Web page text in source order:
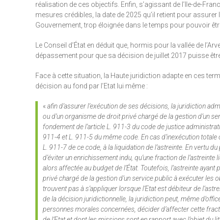
réalisation de ces objectifs. Enfin, s’agissant de l’Ile-de-
mesures crédibles, la date de 2025 qu’il retient pour
Gouvernement, trop éloignée dans le temps pour pouvoir
Le Conseil d’État en déduit que, hormis pour la vallée de
dépassement pour que sa décision de juillet 2017 puisse
Face à cette situation, la Haute juridiction adapte en ces
décision au fond par l’Etat lui même :
«afin d’assurer l’exécution de ses décisions, la juridiction
ou d’un organisme de droit privé chargé de la gestion d’un
fondement de l’article L. 911-3 du code de justice
911-4 et L. 911-5 du même code. En cas d’inexécution
L. 911-7 de ce code, à la liquidation de l’astreinte. En vertu
d’éviter un enrichissement indu, qu’une fraction de
alors affectée au budget de l’État. Toutefois, l’astreinte
privé chargé de la gestion d’un service public à exécuter
trouvent pas à s’appliquer lorsque l’Etat est débiteur de
de la décision juridictionnelle, la juridiction peut, même
personnes morales concernées, décider d’affecter cette